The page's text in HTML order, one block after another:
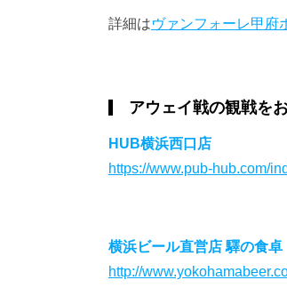
詳細はヴァンフォーレ甲府
アウェイ戦の観戦を
HUB横浜西口店
https://www.pub-hub.com/
横浜ビール直営店 驛の食卓
http://